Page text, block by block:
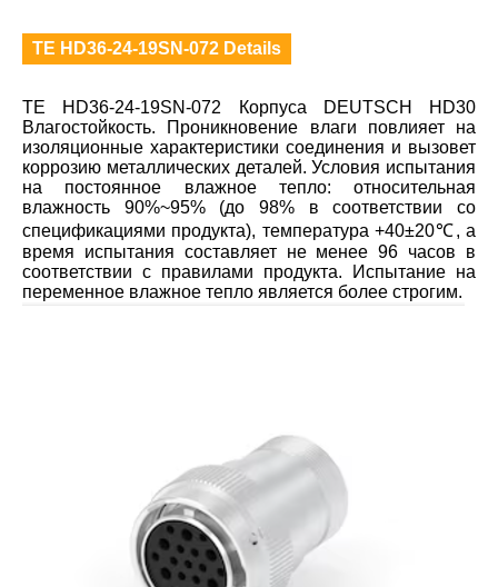
TE HD36-24-19SN-072 Details
TE HD36-24-19SN-072 Корпуса DEUTSCH HD30
Влагостойкость. Проникновение влаги повлияет на
изоляционные характеристики соединения и вызовет
коррозию металлических деталей. Условия испытания
на постоянное влажное тепло: относительная
влажность 90%~95% (до 98% в соответствии со
спецификациями продукта), температура +40±20℃, а
время испытания составляет не менее 96 часов в
соответствии с правилами продукта. Испытание на
переменное влажное тепло является более строгим.